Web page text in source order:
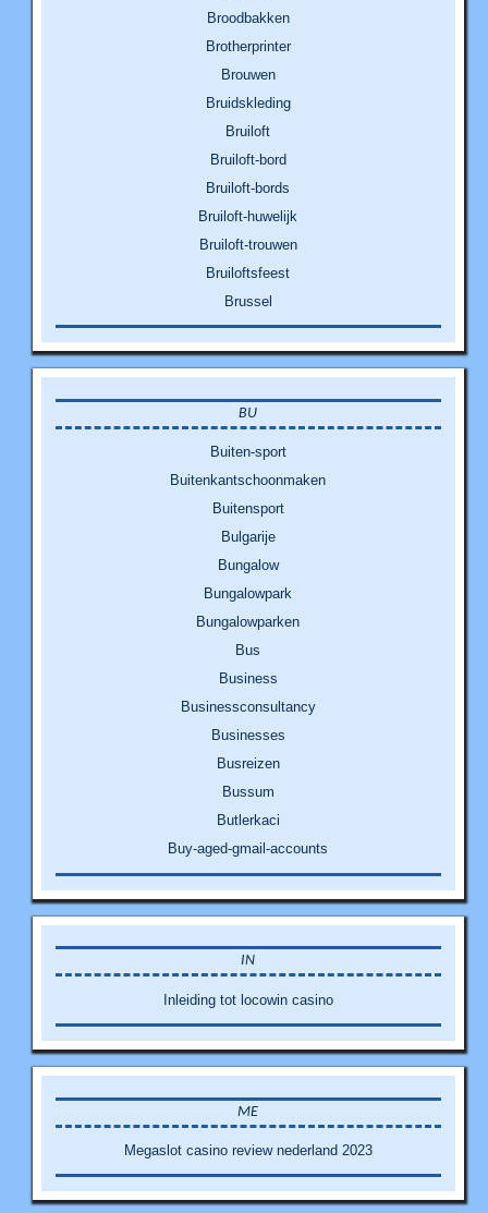
Broodbakken
Brotherprinter
Brouwen
Bruidskleding
Bruiloft
Bruiloft-bord
Bruiloft-bords
Bruiloft-huwelijk
Bruiloft-trouwen
Bruiloftsfeest
Brussel
BU
Buiten-sport
Buitenkantschoonmaken
Buitensport
Bulgarije
Bungalow
Bungalowpark
Bungalowparken
Bus
Business
Businessconsultancy
Businesses
Busreizen
Bussum
Butlerkaci
Buy-aged-gmail-accounts
IN
Inleiding tot locowin casino
ME
Megaslot casino review nederland 2023